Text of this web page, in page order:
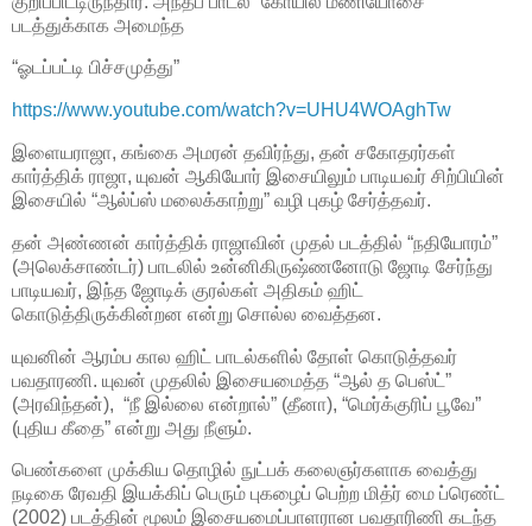
படத்துக்காக அமைந்த
“ஓடப்பட்டி பிச்சமுத்து”
https://www.youtube.com/watch?v=UHU4WOAghTw
இளையராஜா, கங்கை அமரன் தவிர்ந்து, தன் சகோதரர்கள்
கார்த்திக் ராஜா, யுவன் ஆகியோர் இசையிலும் பாடியவர் சிற்பியின்
இசையில் “ஆல்ப்ஸ் மலைக்காற்று” வழி புகழ் சேர்த்தவர்.
தன் அண்ணன் கார்த்திக் ராஜாவின் முதல் படத்தில் “நதியோரம்”
(அலெக்சாண்டர்) பாடலில் உன்னிகிருஷ்ணனோடு ஜோடி சேர்ந்து
பாடியவர், இந்த ஜோடிக் குரல்கள் அதிகம் ஹிட்
கொடுத்திருக்கின்றன என்று சொல்ல வைத்தன.
யுவனின் ஆரம்ப கால ஹிட் பாடல்களில் தோள் கொடுத்தவர்
பவதாரணி. யுவன் முதலில் இசையமைத்த “ஆல் த பெஸ்ட்”
(அரவிந்தன்), “நீ இல்லை என்றால்” (தீனா), “மெர்க்குரிப் பூவே”
(புதிய கீதை” என்று அது நீளும்.
பெண்களை முக்கிய தொழில் நுட்பக் கலைஞர்களாக வைத்து
நடிகை ரேவதி இயக்கிப் பெரும் புகழைப் பெற்ற மித்ர் மை ப்ரெண்ட்
(2002) படத்தின் மூலம் இசையமைப்பாளரான பவதாரிணி கடந்த